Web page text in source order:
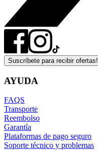
Suscríbete para recibir ofertas!
AYUDA
FAQS
Transporte
Reembolso
Garantía
Plataformas de pago seguro
Soporte técnico y problemas